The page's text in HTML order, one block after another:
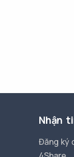
Nhận
Đăng ký